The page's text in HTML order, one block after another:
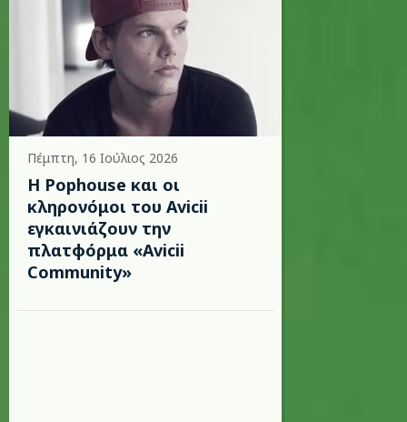
Πέμπτη, 16 Ιούλιος 2026
Η Pophouse και οι
κληρονόμοι του Avicii
εγκαινιάζουν την
πλατφόρμα «Avicii
Community»